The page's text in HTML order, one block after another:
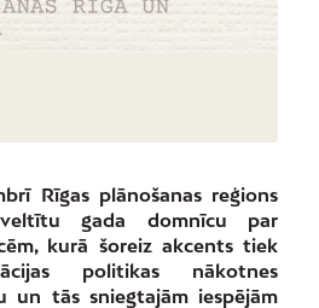
Rīgas plānošanas reģions
gada domnīcu par
kurā šoreiz akcents tiek
politikas nākotnes
un tās sniegtajām iespējām